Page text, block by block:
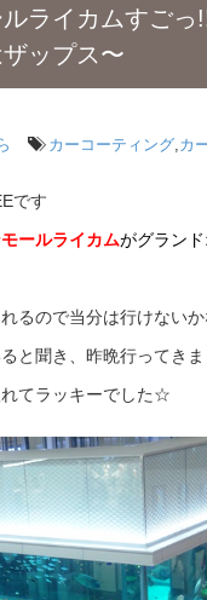
ルライカムすご
ップス〜
カーコーティング,カ
です
ールライカムがグラン
るので当分は行けない
ると聞き、昨晩行ってき
てラッキーでした☆